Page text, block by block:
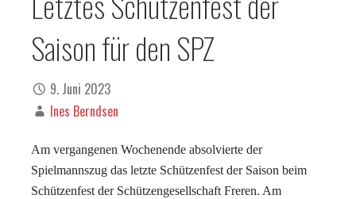
Saison für den SPZ
9. Juni 2023
Ines Berndsen
Am vergangenen Wochenende absolvierte der
Spielmannszug das letzte Schützenfest der Saison beim
Schützenfest der Schützengesellschaft Freren. Am